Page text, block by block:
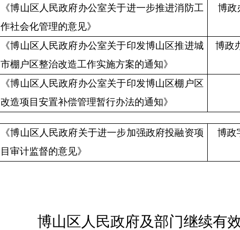
《博山区人民政府办公室关于进一步推进消防工
作社会化管理的意见》
博政
《博山区人民政府办公室关于印发博山区推进城
市棚户区整治改造工作实施方案的通知》
博政
《博山区人民政府办公室关于印发博山区棚户区
改造项目安置补偿管理暂行办法的通知》
《博山区人民政府关于进一步加强政府投融资项
目审计监督的意见》
博政
博山区人民政府及部门继续有